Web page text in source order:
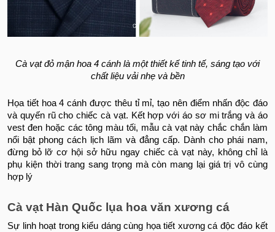
Cà vạt đỏ mận hoa 4 cánh là một thiết kế tinh tế, sáng tạo với
chất liệu vải nhẹ và bền
Họa tiết hoa 4 cánh được thêu tỉ mỉ, tạo nên điểm nhấn độc đáo
và quyến rũ cho chiếc cà vạt. Kết hợp với áo sơ mi trắng và áo
vest đen hoặc các tông màu tối, mẫu cà vạt này chắc chắn làm
nổi bật phong cách lịch lãm và đẳng cấp. Dành cho phái nam,
đừng bỏ lỡ cơ hội sở hữu ngay chiếc cà vạt này, không chỉ là
phụ kiện thời trang sang trọng mà còn mang lại giá trị vô cùng
hợp lý
Cà vạt Hàn Quốc lụa hoa văn xương cá
Sự linh hoạt trong kiểu dáng cùng họa tiết xương cá độc đáo kết